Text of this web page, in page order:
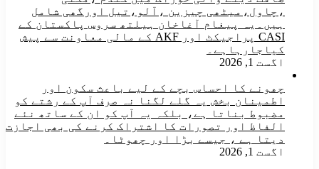
،چاول،میٹھی چیزین ،آلو،تیل اورگھی شامل
ہیں۔یہ پیغام آغاخان ہیلتھ سروس پاکستان کے
CASI پراجیکٹ اور AKF کے مالی معاونت سے پیش
کیاجارہاہے۔
اگست 1, 2026
چھونے کا احساس بچے کے لیے باعث سکون اور
اطمینان بخش یہ گلے لگنا نہ صرف آپ کے رشتے کو
مضبوط بناتا ہے، بلکہ یہ آپ کو ان کے ساتھ نئے
الفاظ اور تصورات کا اشتراک کرنے کی بھی اجازت
دیتا ہے ، جیسے بڑا اور چھوٹا۔
اگست 1, 2026